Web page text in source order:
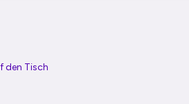
den Tisch